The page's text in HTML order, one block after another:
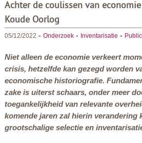
Achter de coulissen van
Koude Oorlog
05/12/2022 - Onderzoek- Inventarisatie -
Niet alleen de economie verkeert
crisis, hetzelfde kan gezegd worden
economische historiografie.
zake is uiterst schaars, onder meer
toeganke­lijk­heid van relevante
komende jaren zal hierin verandering
grootschalige selectie en